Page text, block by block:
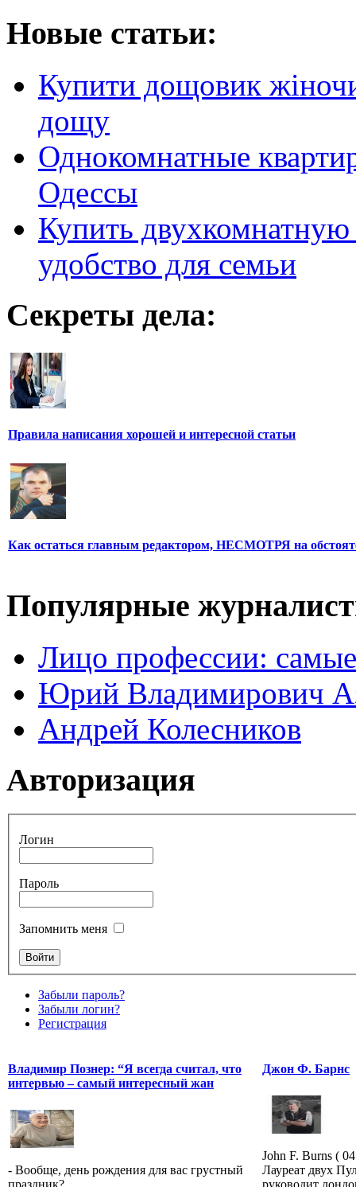
Новые статьи:
Купити дощовик
дощу
Однокомнатные
Одессы
Купить
удобство для семьи
Секреты дела:
Правила написания хорошей и интересной статьи
Как остаться главным редактором, НЕСМОТРЯ на
Популярные
Лицо профессии:
Юрий Владимирович
Андрей Колесников
Авторизация
Логин
Пароль
Запомнить меня
Забыли пароль?
Забыли логин?
Регистрация
Владимир Познер: “Я всегда считал, что
интервью – самый интересный жан
- Вообще, день рождения для вас грустный
праздник?
Джон Ф. Барнс
John F. Burns (
Лауреат двух
руководит